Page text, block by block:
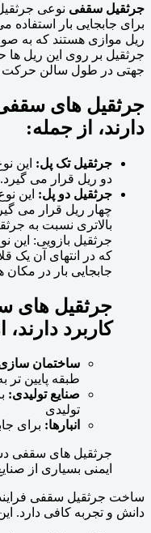
جرثقیل سقفی نوعی
برای جابجایی بار استفاده
ریل موازی هستند که به
جرثقیل بر روی این ریل ها
جهتی در طول سالن حرکت
جرثقیل های
دارند، از جمله:
جرثقیل تک پل: این
دو ریل قرار می گیرد.
جرثقیل دو پل: این
چهار ریل قرار می
بالاتری نسبت به
جرثقیل بازویی: این
که در انتهای آن یک
جابجایی بار در
جرثقیل های
کاربرد دارند،
ساختمان
طبقه پایین تر
صنایع تولیدی:
تولیدی
انبارها: برای
جرثقیل های سقفی
ایمنی بسیاری از
ساخت جرثقیل سقفی
دانش و تجربه کافی دارد.